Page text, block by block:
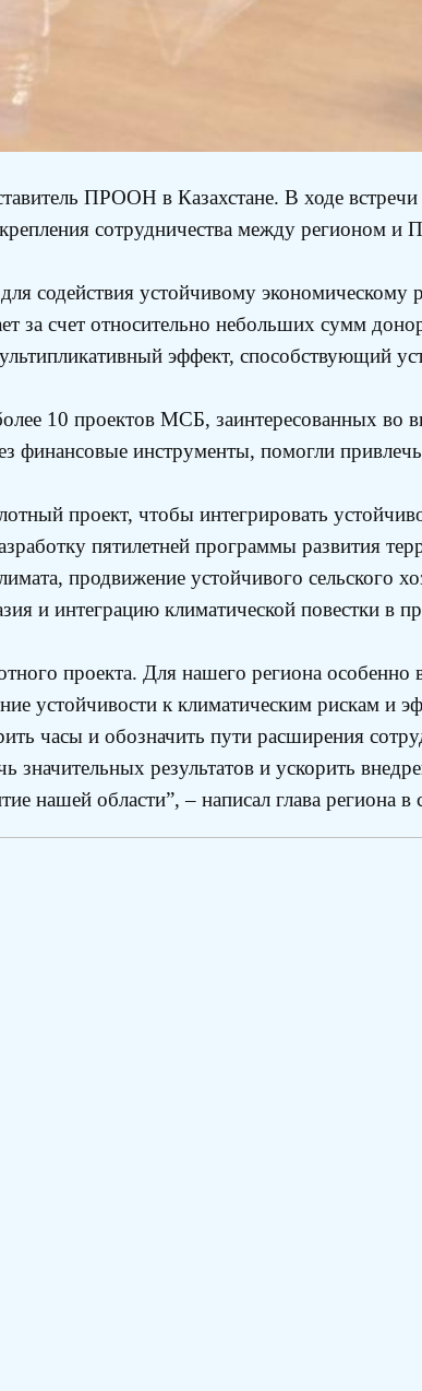
ПРООН в Казахстане. В ходе
сотрудничества между регионом
содействия устойчивому экономическому
счет относительно небольших сумм
эффект, способствующий
10 проектов МСБ, заинтересованных во
финансовые инструменты, помогли
проект, чтобы интегрировать
пятилетней программы развития
продвижение устойчивого сельского
и интеграцию климатической повестки в
проекта. Для нашего региона
устойчивости к климатическим рискам и
часы и обозначить пути расширения
результатов и ускорить
нашей области”, – написал глава региона в